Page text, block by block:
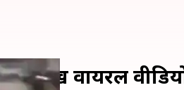
देखें वायरल